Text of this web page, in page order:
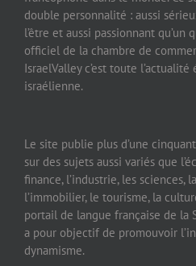
double personnalité : aussi
l’être et aussi passionnant qu’un
officiel de la chambre de
IsraelValley c’est toute
israélienne.
Le site publie plus d’une
sur des sujets aussi variés que
finance, l’industrie, les sciences,
l’immobilier, le tourisme, la
portail de langue française de la
a pour objectif de promouvoir
dynamisme.